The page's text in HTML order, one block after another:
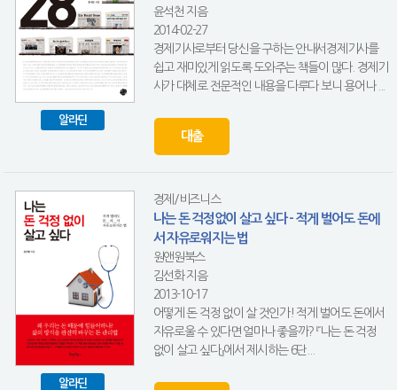
알라딘
윤석천 지음
2014-02-27
경제기사로부터 당신을 구하는 안내서경제기사를
쉽고 재미있게 읽도록 도와주는 책들이 많다. 경제기
사가 대체로 전문적인 내용을 다루다 보니 용어나 ...
대출
알라딘
경제/비즈니스
나는 돈 걱정없이 살고 싶다 - 적게 벌어도 돈에
서 자유로워지는 법
원앤원북스
김선화 지음
2013-10-17
어떻게 돈 걱정 없이 살 것인가! 적게 벌어도 돈에서
자유로울 수 있다면 얼마나 좋을까? 『나는 돈 걱정
없이 살고 싶다』에서 제시하는 6단...